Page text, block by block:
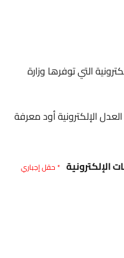
التي توفرها وزارة
الإلكترونية أود معرفة
* حقل إجباري